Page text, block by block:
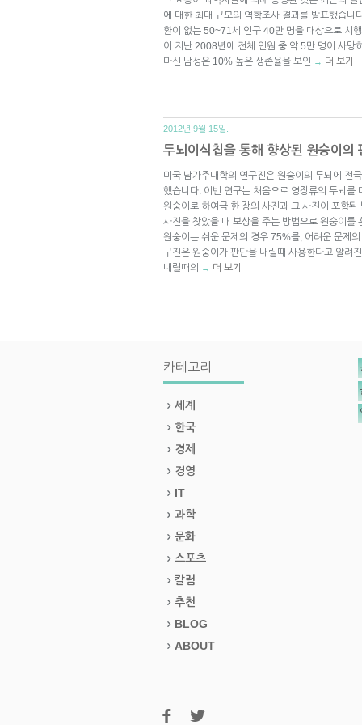
에 대한 최대 규모의 역학조사 결과를 발표했습
환이 없는 50~71세 인구 40만 명을 대상으로 시
이 지난 2008년에 전체 인원 중 약 5만 명이 사망
마신 남성은 10% 높은 생존율을 보인 → 더 보기
2012년 9월 15일.
두뇌이식칩을 통해 향상된 원숭이의
미국 남가주대학의 연구진은 원숭이의 두뇌에 전
했습니다. 이번 연구는 처음으로 영장류의 두뇌를
원숭이로 하여금 한 장의 사진과 그 사진이 포함
사진을 찾았을 때 보상을 주는 방법으로 원숭이를
원숭이는 쉬운 문제의 경우 75%를, 어려운 문제
구진은 원숭이가 판단을 내릴때 사용한다고 알려
내릴때의
→ 더 보기
카테고리
세계
한국
경제
경영
IT
과학
문화
스포츠
칼럼
추천
BLOG
ABOUT